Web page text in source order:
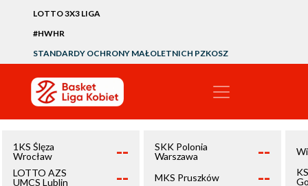
LOTTO 3X3 LIGA
#HWHR
STANDARDY OCHRONY MAŁOLETNICH PZKOSZ
1KS Ślęza
Wrocław
--
LOTTO AZS
UMCS Lublin
--
SKK Polonia
Warszawa
--
MKS Pruszków --